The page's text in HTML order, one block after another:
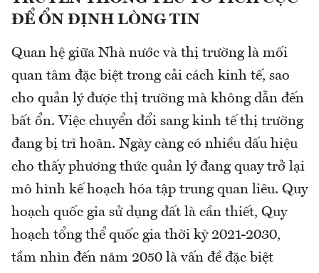
ĐỂ ỔN ĐỊNH LÒNG TIN
Quan hệ giữa Nhà nước và thị trường là mối
quan tâm đặc biệt trong cải cách kinh tế, sao
cho quản lý được thị trường mà không dẫn đến
bất ổn. Việc chuyển đổi sang kinh tế thị trường
đang bị trì hoãn. Ngày càng có nhiều dấu hiệu
cho thấy phương thức quản lý đang quay trở lại
mô hình kế hoạch hóa tập trung quan liêu. Quy
hoạch quốc gia sử dụng đất là cần thiết, Quy
hoạch tổng thể quốc gia thời kỳ 2021-2030,
tầm nhìn đến năm 2050 là vấn đề đặc biệt